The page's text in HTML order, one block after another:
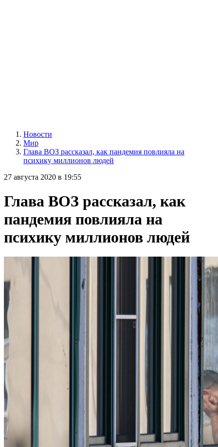
Новости
Мир
Глава ВОЗ рассказал, как пандемия повлияла на
психику миллионов людей
27 августа 2020 в 19:55
Глава ВОЗ рассказал, как
пандемия повлияла на
психику миллионов людей